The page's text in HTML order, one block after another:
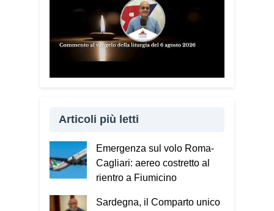
Articoli più letti
Emergenza sul volo Roma-
Cagliari: aereo costretto al
rientro a Fiumicino
Sardegna, il Comparto unico